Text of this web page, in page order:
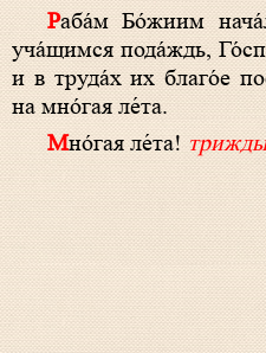
Раба́м Бо́жиим нача́льствующим, уча́щим и
уча́щимся пода́ждь,
и в труда́х их благо́е
на мно́гая ле́та.
Мно́гая ле́та!